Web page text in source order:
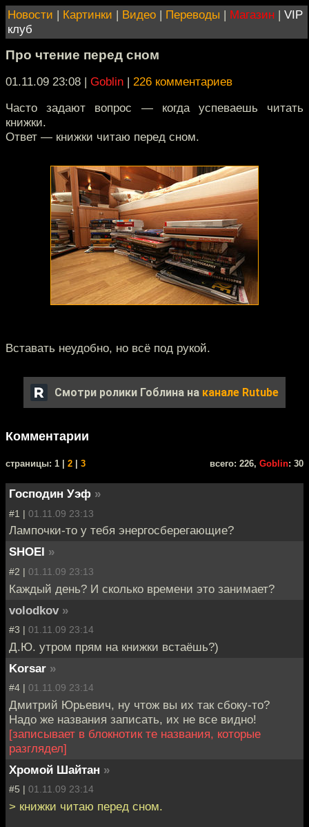
Новости | Картинки | Видео | Переводы | Магазин | VIP
клуб
Про чтение перед сном
01.11.09 23:08 | Goblin | 226 комментариев
Часто задают вопрос — когда успеваешь читать
книжки.
Ответ — книжки читаю перед сном.
Вставать неудобно, но всё под рукой.
Смотри ролики Гоблина на канале Rutube
Комментарии
cтраницы: 1 | 2 3 всего: 226, Goblin: 30
Господин Уэф »
#1 | 01.11.09 23:13
Лампочки-то у тебя энергосберегающие?
SHOEI »
#2 | 01.11.09 23:13
Каждый день? И сколько времени это занимает?
volodkov »
#3 | 01.11.09 23:14
Д.Ю. утром прям на книжки встаёшь?)
Korsar »
#4 | 01.11.09 23:14
Дмитрий Юрьевич, ну чтож вы их так сбоку-то?
Надо же названия записать, их не все видно!
[записывает в блокнотик те названия, которые
разглядел]
Хромой Шайтан »
#5 | 01.11.09 23:14
> книжки читаю перед сном.